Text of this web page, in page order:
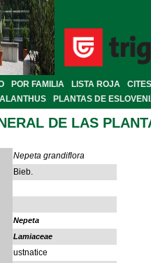
POR FAMILIA LISTA ROJA
CITES
PLANTAS DE
DE LAS
Nepeta grandiflora
Bieb.
Nepeta
Lamiaceae
ustnatice